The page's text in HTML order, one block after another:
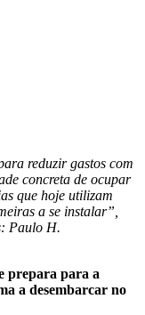
reduzir gastos com
concreta de ocupar
que hoje utilizam
a se instalar”,
Paulo H.
prepara para a
a desembarcar no